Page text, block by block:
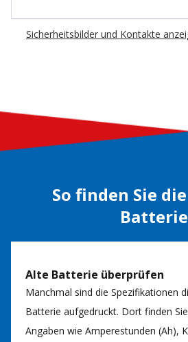
Sicherheitsbilder und Kontakte
So finden Sie
Batterie
Alte Batterie überprüfen
Manchmal sind die Spezifikationen
Batterie aufgedruckt. Dort finden
Angaben wie Amperestunden (Ah),